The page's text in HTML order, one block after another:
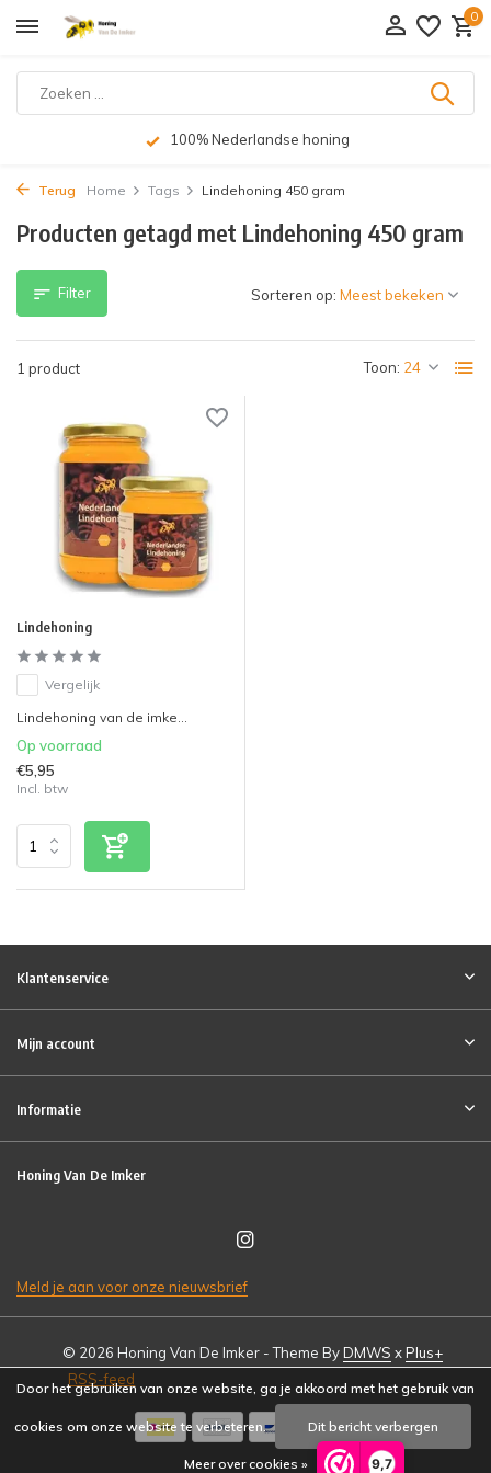
9,7
0
100% Nederlandse honing
Terug Home Tags Lindehoning 450 gram
Producten getagd met Lindehoning 450 gram
Filter
1 product Toon:
Sorteren op:
Lindehoning
Vergelijk
Lindehoning van de imke...
Op voorraad
€5,95
Incl. btw
Klantenservice
Mijn account
Informatie
Honing Van De Imker
Meld je aan voor onze nieuwsbrief
© 2026 Honing Van De Imker - Theme ByDMWS xPlus+
RSS-feed
Door het gebruiken van onze website, ga je akkoord met het gebruik van
cookies om onze website te verbeteren. Dit bericht verbergen
Meer over cookies »